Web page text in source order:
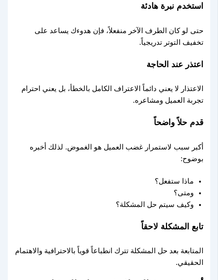
استخدم نبرة هادئة
حتى لو كان الطرف الآخر منفعلاً، فإن هدوءك يساعد على
تخفيف التوتر تدريجياً.
اعتذر عند الحاجة
الاعتذار لا يعني دائماً الاعتراف الكامل بالخطأ، بل يعني احترام
تجربة العميل ومشاعره.
قدم حلاً واضحاً
أكبر سبب لاستمرار غضب العميل هو الغموض. لذلك أخبره
بوضوح:
ماذا ستفعل؟
ومتى؟
وكيف سيتم حل المشكلة؟
تابع المشكلة لاحقاً
المتابعة بعد حل المشكلة تترك انطباعاً قوياً بالاحترافية والاهتمام
الحقيقي.